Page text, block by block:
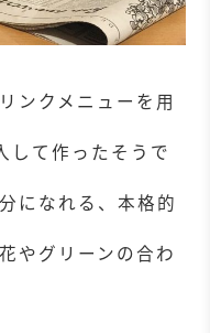
ンクメニューを用
して作ったそうで
になれる、本格的
やグリーンの合わ